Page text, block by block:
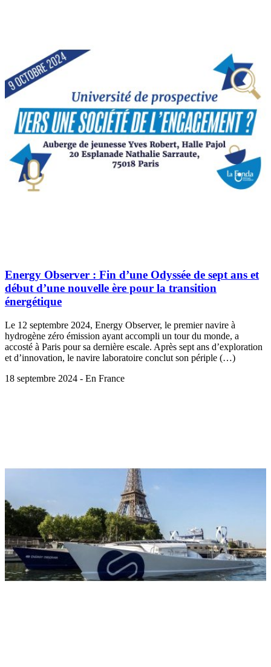
Energy Observer : Fin d’une Odyssée de sept ans et
début d’une nouvelle ère pour la transition
énergétique
Le 12 septembre 2024, Energy Observer, le premier navire à
hydrogène zéro émission ayant accompli un tour du monde, a
accosté à Paris pour sa dernière escale. Après sept ans d’exploration
et d’innovation, le navire laboratoire conclut son périple (…)
18 septembre 2024 - En France